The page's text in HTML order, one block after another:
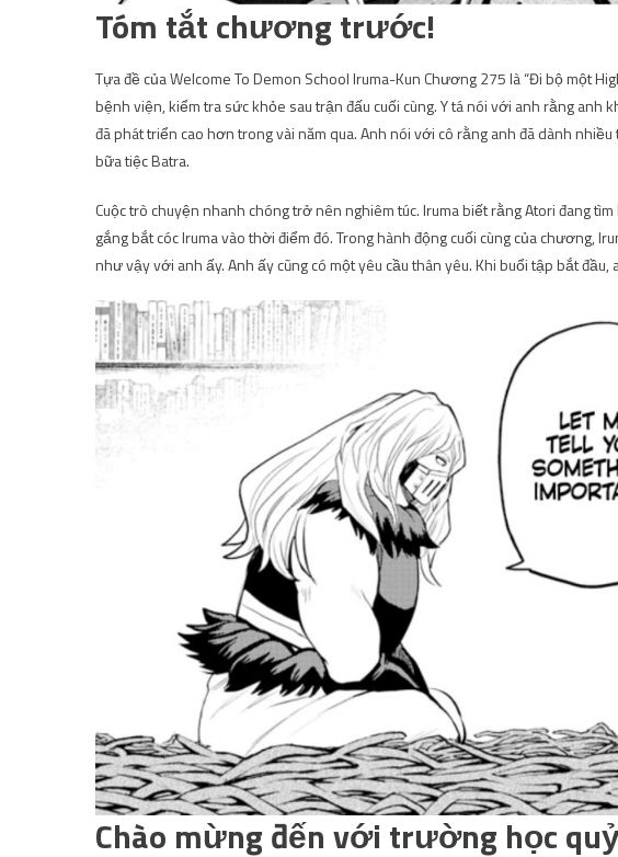
Tóm tắt chương trước!
Tựa đề của Welcome To Demon School Iruma-Kun Chương 275 là “Đi bộ một
bệnh viện, kiểm tra sức khỏe sau trận đấu cuối cùng. Y tá nói với anh rằng anh
đã phát triển cao hơn trong vài năm qua. Anh nói với cô rằng anh đã dành
bữa tiệc Batra.
Cuộc trò chuyện nhanh chóng trở nên nghiêm túc. Iruma biết rằng Atori đang
gắng bắt cóc Iruma vào thời điểm đó. Trong hành động cuối cùng của chương,
như vậy với anh ấy. Anh ấy cũng có một yêu cầu thân yêu. Khi buổi tập bắt
Chào mừng đến với trường học